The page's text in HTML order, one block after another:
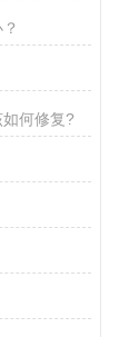
何修复?